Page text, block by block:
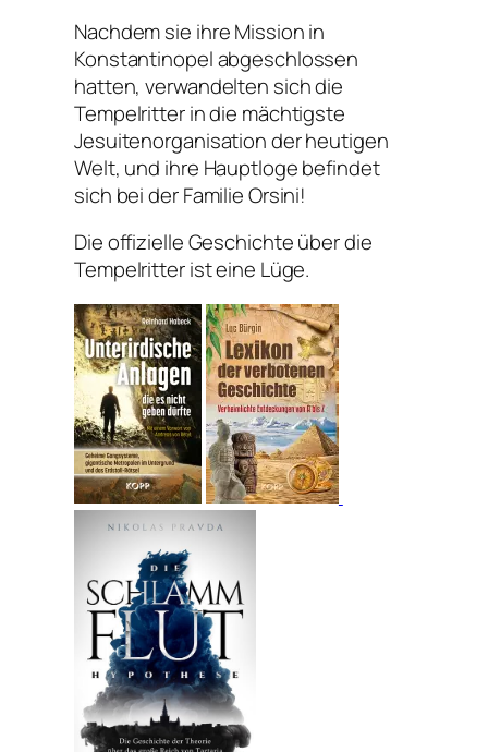
Nachdem sie ihre Mission in
Konstantinopel abgeschlossen
hatten, verwandelten sich die
Tempelritter in die mächtigste
Jesuitenorganisation der heutigen
Welt, und ihre Hauptloge befindet
sich bei der Familie Orsini!
Die offizielle Geschichte über die
Tempelritter ist eine Lüge.